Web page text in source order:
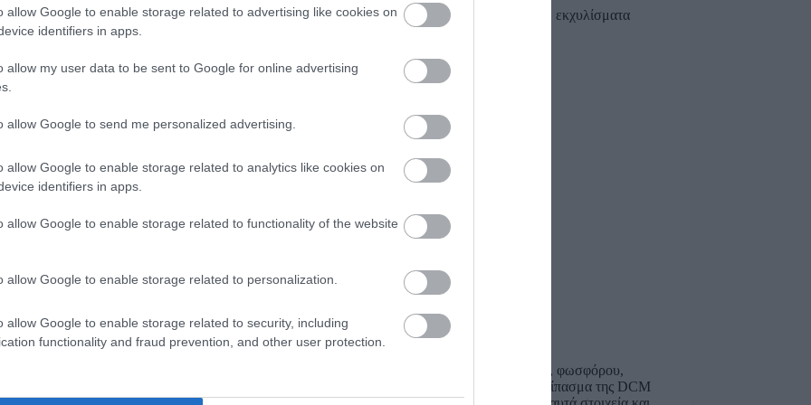
allow Google to enable storage related to advertising like cookies on
identifiers in apps.
allow my user data to be sent to Google for online advertising
allow Google to send me personalized advertising.
allow Google to enable storage related to analytics like cookies on
identifiers in apps.
allow Google to enable storage related to functionality of the website
allow Google to enable storage related to personalization.
allow Google to enable storage related to security, including
functionality and fraud prevention, and other user protection.
Η μοναδική του σύνθεση από φυσικά παραγόμενα υλικά όπως ο φλοιός κακαόδεντρου, εκχυλίσματα
ποιότητας τροφή.
σκόνη !
δέντρα όπως το μάνγκο, το αβοκάντο, η ελιά, χρειάζονται ικανές ποσότητες αζώτου, φωσφόρου,
σωστή ανάπτυξη, μεγάλη παραγωγή και ποιοτικούς εύγευστους καρπούς. Το οργανικό λίπασμα της DCM